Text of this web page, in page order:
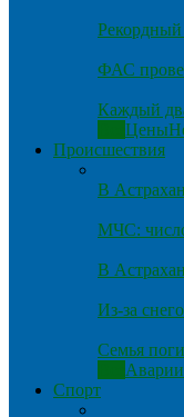
Рекордный
ФАС
Каждый
Цены
Происшествия
В
МЧС:
В
Из-за
Семья
Аварии
Спорт